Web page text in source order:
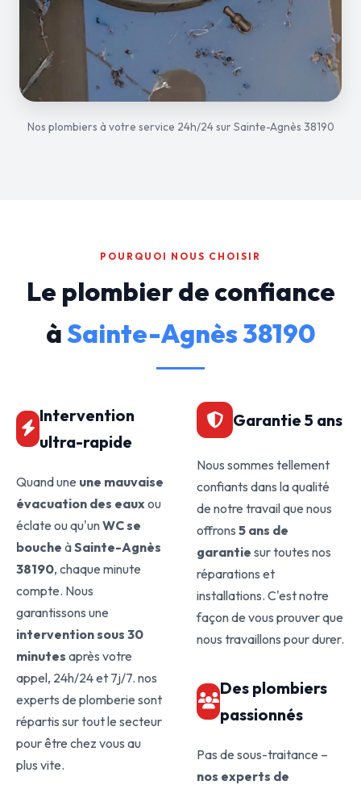
Nos plombiers à votre service 24h/24 sur Sainte-Agnès 38190
POURQUOI NOUS CHOISIR
Le plombier de confiance
àSainte-Agnès 38190
Intervention
ultra-rapide
Quand une une mauvaise
évacuation des eauxou
éclate ou qu'unWC se
bouche àSainte-Agnès
38190, chaque minute
compte. Nous
garantissons une
intervention sous 30
minutes après votre
appel, 24h/24 et 7j/7. nos
experts de plomberie sont
répartis sur tout le secteur
pour être chez vous au
plus vite.
Garantie 5 ans
Nous sommes tellement
confiants dans la qualité
de notre travail que nous
offrons 5 ans de
garantie sur toutes nos
réparations et
installations. C'est notre
façon de vous prouver que
nous travaillons pour durer.
Des plombiers
passionnés
Pas de sous-traitance –
nos experts de